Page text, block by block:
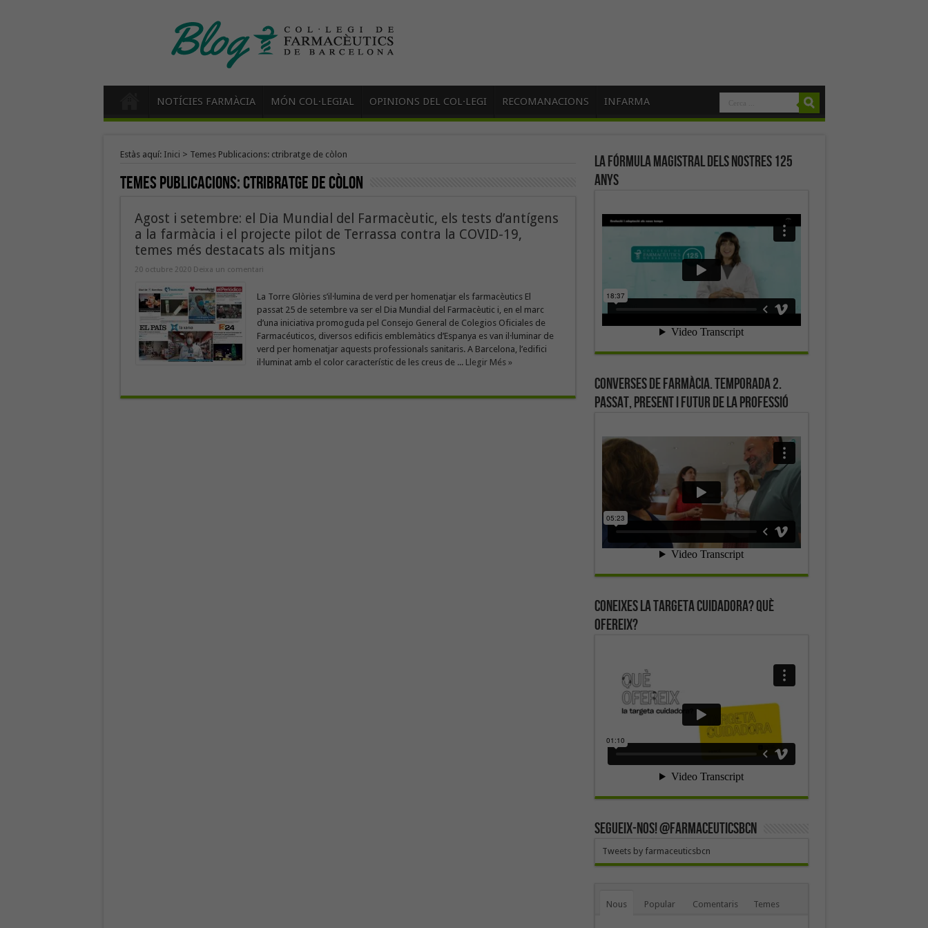
NOTÍCIES FARMÀCIA MÓN COL·LEGIAL OPINIONS DEL COL·LEGI RECOMANACIONS INFARMA
Estàs aquí: Inici > Temes Publicacions: ctribratge de còlon
Temes Publicacions:ctribratge de còlon
Agost i setembre: el Dia Mundial del Farmacèutic, els tests d’antígens
a la farmàcia i el projecte pilot de Terrassa contra la COVID-19,
temes més destacats als mitjans
20 octubre 2020 Deixa un comentari
La Torre Glòries s’il·lumina de verd per homenatjar els farmacèutics El
passat 25 de setembre va ser el Dia Mundial del Farmacèutic i, en el marc
d’una iniciativa promoguda pel Consejo General de Colegios Oficiales de
Farmacéuticos, diversos edificis emblemàtics d’Espanya es van il·luminar de
verd per homenatjar aquests professionals sanitaris. A Barcelona, l’edifici
il·luminat amb el color característic de les creus de ... Llegir Més »
La fórmula magistral dels nostres 125
anys
Converses de farmàcia. Temporada 2.
Passat, present i futur de la professió
Coneixes la targeta cuidadora? Què
ofereix?
SEGUEIX-NOS! @farmaceuticsbcn
Tweets by farmaceuticsbcn
Nous Popular Comentaris Temes